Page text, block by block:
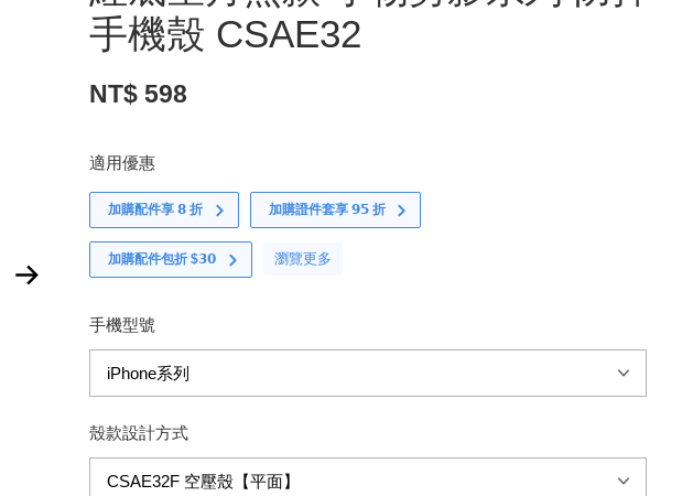
手機殼 CSAE32
NT$ 598
適用優惠
加購配件享 𝟴 折 加購證件套享 𝟵𝟱 折
加購配件包折 $𝟯𝟬 瀏覽更多
手機型號
殼款設計方式